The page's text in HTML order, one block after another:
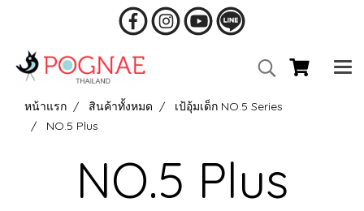
หน้าแรก สินค้าทั้งหมด
เป้อุ้มเด็ก NO.5 Series
NO.5 Plus
NO.5 Plus